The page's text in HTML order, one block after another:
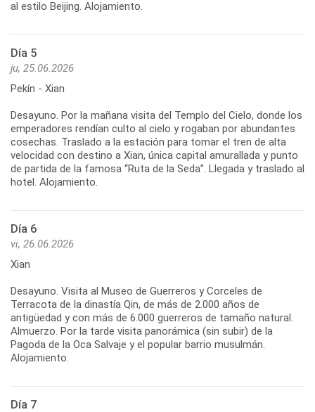
Día 5
ju, 25.06.2026
Pekín - Xian
Desayuno. Por la mañana visita del Templo del Cielo, donde los
emperadores rendían culto al cielo y rogaban por abundantes
cosechas. Traslado a la estación para tomar el tren de alta
velocidad con destino a Xian, única capital amurallada y punto
de partida de la famosa “Ruta de la Seda”. Llegada y traslado al
Día 6
vi, 26.06.2026
Xian
Desayuno. Visita al Museo de Guerreros y Corceles de
Terracota de la dinastía Qin, de más de 2.000 años de
antigüedad y con más de 6.000 guerreros de tamaño natural.
Almuerzo. Por la tarde visita panorámica (sin subir) de la
Pagoda de la Oca Salvaje y el popular barrio musulmán.
Día 7